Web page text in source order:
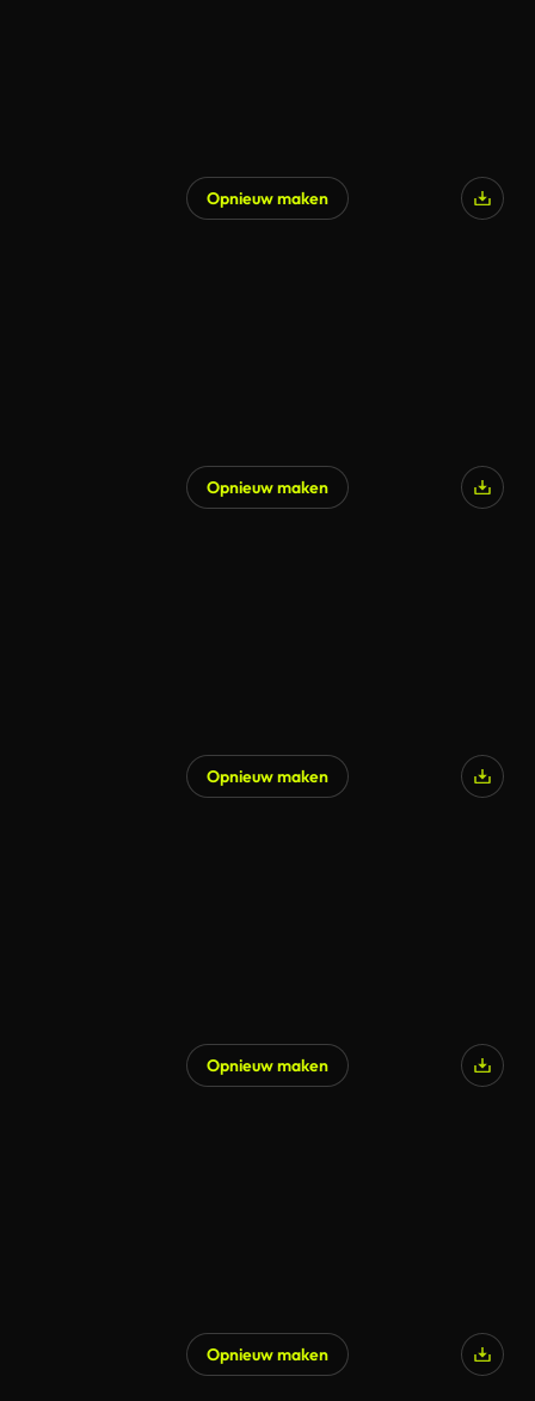
Opnieuw maken
Opnieuw maken
Opnieuw maken
Opnieuw maken
Opnieuw maken